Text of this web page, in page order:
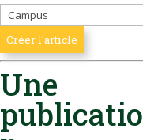
Une
publicatio